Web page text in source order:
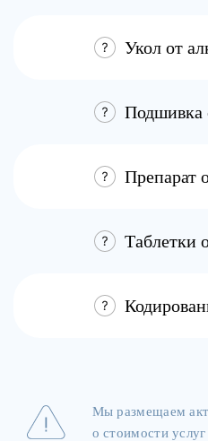
Укол от
Подшивка
Препарат
Таблетки
Мы размещаем
о стоимости